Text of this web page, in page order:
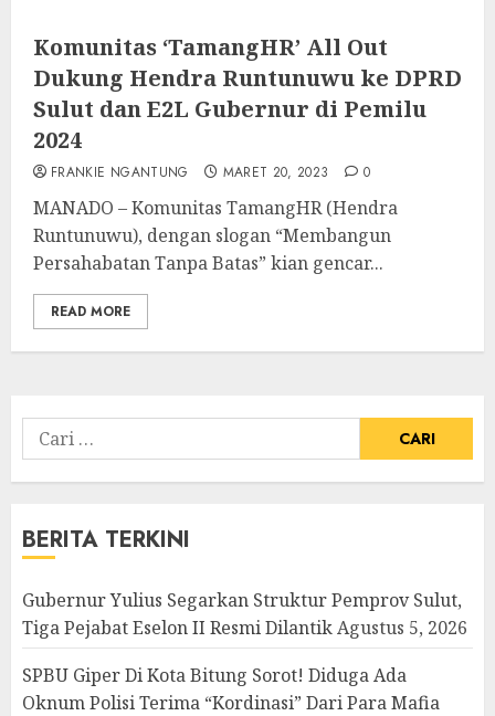
Komunitas ‘TamangHR’ All Out
Dukung Hendra Runtunuwu ke DPRD
Sulut dan E2L Gubernur di Pemilu
2024
FRANKIE NGANTUNG MARET 20, 2023 0
MANADO – Komunitas TamangHR (Hendra
Runtunuwu), dengan slogan “Membangun
Persahabatan Tanpa Batas” kian gencar...
READ MORE
Cari
untuk:
BERITA TERKINI
Gubernur Yulius Segarkan Struktur Pemprov Sulut,
Tiga Pejabat Eselon II Resmi DilantikAgustus 5, 2026
SPBU Giper Di Kota Bitung Sorot! Diduga Ada
Oknum Polisi Terima “Kordinasi” Dari Para Mafia